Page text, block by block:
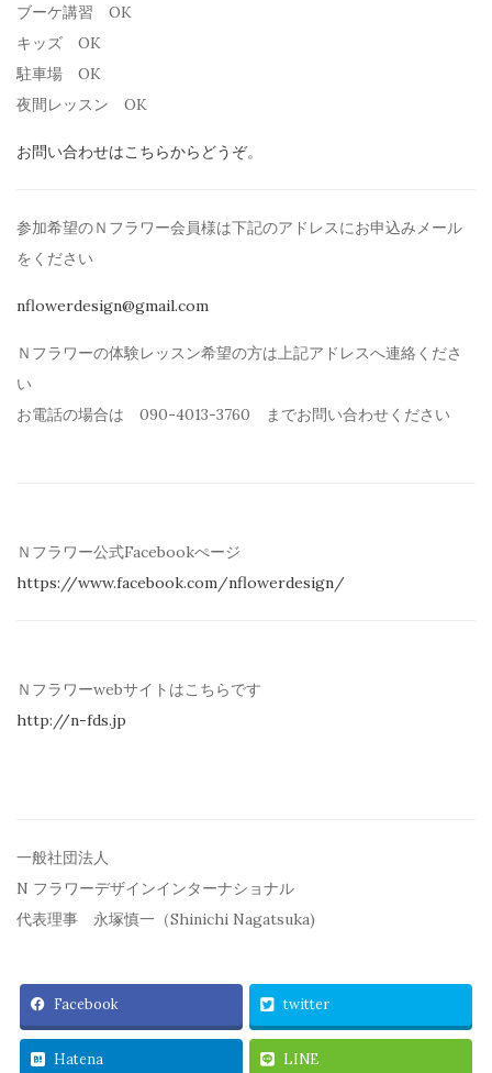
ブーケ講習 OK
キッズ OK
駐車場 OK
夜間レッスン OK
お問い合わせはこちらからどうぞ。
参加希望のＮフラワー会員様は下記のアドレスにお申込みメール
を ください
nflowerdesign@gmail.com
Ｎフラワーの体験レッスン希望の方は上記アドレスへ連絡くださ
い
お電話の場合は 090-4013-3760 までお問い合わせください
Ｎフラワー公式Facebookぺージ
https://www.facebook.com/nflowerdesign/
Ｎフラワーwebサイトはこちらです
http://n-fds.jp
一般社団法人
N フラワーデザインインターナショナル
代表理事 永塚慎一（Shinichi Nagatsuka)
Facebook twitter
Hatena LINE